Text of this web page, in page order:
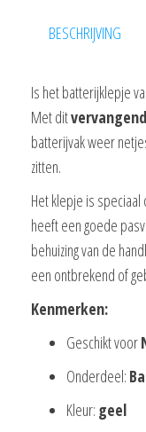
BESCHRIJVING
Is het batterijklepje
Met dit
batterijvak weer
zitten.
Het klepje is
heeft een goede
behuizing van de
een ontbrekend of
Kenmerken:
Geschikt voor
Onderdeel:
Kleur: geel